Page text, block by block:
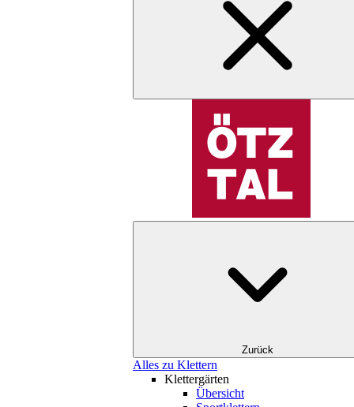
Zurück
Alles zu Klettern
Klettergärten
Übersicht